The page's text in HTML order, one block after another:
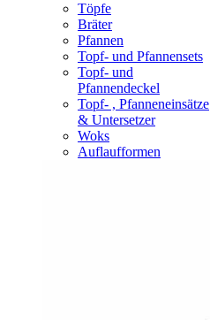
Töpfe
Bräter
Pfannen
Topf- und Pfannensets
Topf- und
Pfannendeckel
Topf- , Pfanneneinsätze
& Untersetzer
Woks
Auflaufformen